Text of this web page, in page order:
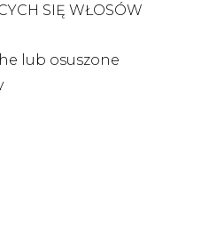
SIĘ WŁOSÓW
lub osuszone